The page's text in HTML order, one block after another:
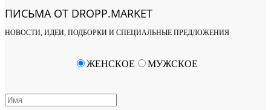
ПИСЬМА ОТ DROPP.MARKET
НОВОСТИ, ИДЕИ, ПОДБОРКИ И СПЕЦИАЛЬНЫЕ ПРЕДЛОЖЕНИЯ
ЖЕНСКОЕ МУЖСКОЕ